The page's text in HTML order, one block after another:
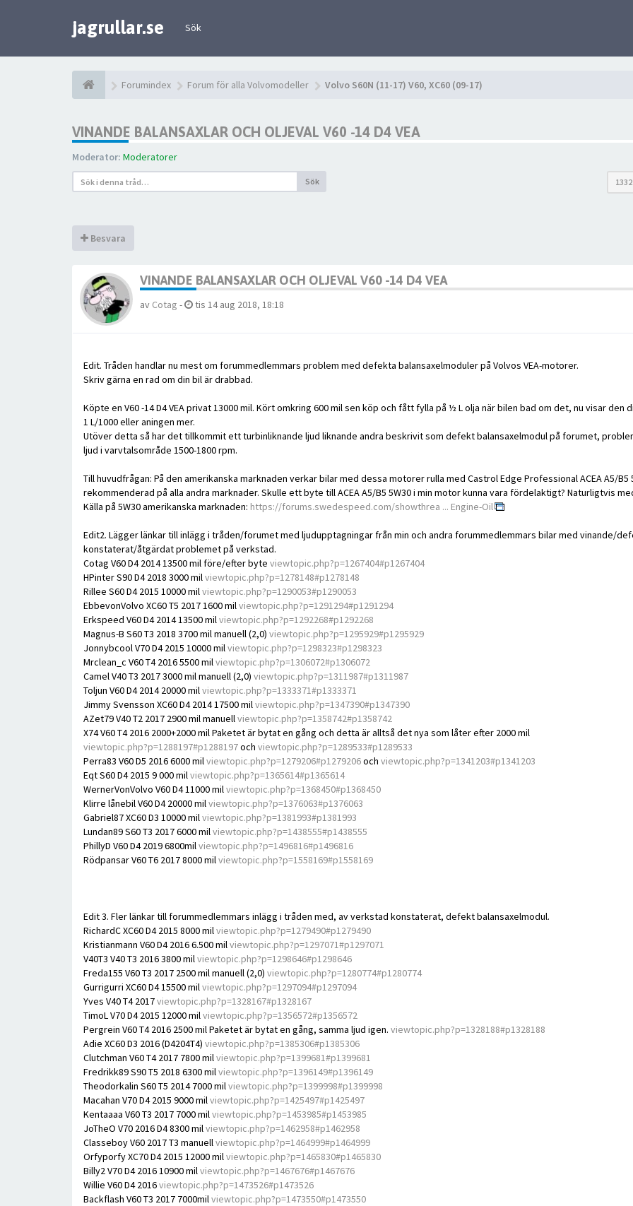
jagrullar.se Sök
Forumindex Forum för alla Volvomodeller Volvo S60N (11-17) V60, XC60 (09-17)
VINANDE BALANSAXLAR OCH OLJEVAL V60 -14 D4 VEA
Moderator: Moderatorer
Sök
Besvara
VINANDE BALANSAXLAR OCH OLJEVAL V60 -14 D4 VEA
av Cotag - tis 14 aug 2018, 18:18
Edit. Tråden handlar nu mest om forummedlemmars problem med defekta balansaxelmoduler på Volvos VEA-motorer.
Skriv gärna en rad om din bil är drabbad.
Köpte en V60 -14 D4 VEA privat 13000 mil. Kört omkring 600 mil sen köp och fått fylla på ½ L olja när bilen bad om det, nu visar
1 L/1000 eller aningen mer.
Utöver detta så har det tillkommit ett turbinliknande ljud liknande andra beskrivit som defekt balansaxelmodul på forumet,
ljud i varvtalsområde 1500-1800 rpm.
Till huvudfrågan: På den amerikanska marknaden verkar bilar med dessa motorer rulla med Castrol Edge Professional ACEA A5/B5
rekommenderad på alla andra marknader. Skulle ett byte till ACEA A5/B5 5W30 i min motor kunna vara fördelaktigt? Naturligtvis
Källa på 5W30 amerikanska marknaden: https://forums.swedespeed.com/showthrea ... Engine-Oil
Edit2. Lägger länkar till inlägg i tråden/forumet med ljudupptagningar från min och andra forummedlemmars bilar med vinande/
konstaterat/åtgärdat problemet på verkstad.
Cotag V60 D4 2014 13500 mil före/efter byte viewtopic.php?p=1267404#p1267404
HPinter S90 D4 2018 3000 milviewtopic.php?p=1278148#p1278148
Rillee S60 D4 2015 10000 milviewtopic.php?p=1290053#p1290053
EbbevonVolvo XC60 T5 2017 1600 milviewtopic.php?p=1291294#p1291294
Erkspeed V60 D4 2014 13500 milviewtopic.php?p=1292268#p1292268
Magnus-B S60 T3 2018 3700 mil manuell (2,0) viewtopic.php?p=1295929#p1295929
Jonnybcool V70 D4 2015 10000 milviewtopic.php?p=1298323#p1298323
Mrclean_c V60 T4 2016 5500 milviewtopic.php?p=1306072#p1306072
Camel V40 T3 2017 3000 mil manuell (2,0) viewtopic.php?p=1311987#p1311987
Toljun V60 D4 2014 20000 milviewtopic.php?p=1333371#p1333371
Jimmy Svensson XC60 D4 2014 17500 milviewtopic.php?p=1347390#p1347390
AZet79 V40 T2 2017 2900 mil manuellviewtopic.php?p=1358742#p1358742
X74 V60 T4 2016 2000+2000 mil Paketet är bytat en gång och detta är alltså det nya som låter efter 2000 mil
viewtopic.php?p=1288197#p1288197och viewtopic.php?p=1289533#p1289533
Perra83 V60 D5 2016 6000 milviewtopic.php?p=1279206#p1279206och viewtopic.php?p=1341203#p1341203
Eqt S60 D4 2015 9 000 milviewtopic.php?p=1365614#p1365614
WernerVonVolvo V60 D4 11000 milviewtopic.php?p=1368450#p1368450
Klirre lånebil V60 D4 20000 milviewtopic.php?p=1376063#p1376063
Gabriel87 XC60 D3 10000 milviewtopic.php?p=1381993#p1381993
Lundan89 S60 T3 2017 6000 milviewtopic.php?p=1438555#p1438555
PhillyD V60 D4 2019 6800milviewtopic.php?p=1496816#p1496816
Rödpansar V60 T6 2017 8000 milviewtopic.php?p=1558169#p1558169
Edit 3. Fler länkar till forummedlemmars inlägg i tråden med, av verkstad konstaterat, defekt balansaxelmodul.
RichardC XC60 D4 2015 8000 milviewtopic.php?p=1279490#p1279490
Kristianmann V60 D4 2016 6.500 milviewtopic.php?p=1297071#p1297071
V40T3 V40 T3 2016 3800 milviewtopic.php?p=1298646#p1298646
Freda155 V60 T3 2017 2500 mil manuell (2,0) viewtopic.php?p=1280774#p1280774
Gurrigurri XC60 D4 15500 milviewtopic.php?p=1297094#p1297094
Yves V40 T4 2017viewtopic.php?p=1328167#p1328167
TimoL V70 D4 2015 12000 milviewtopic.php?p=1356572#p1356572
Pergrein V60 T4 2016 2500 mil Paketet är bytat en gång, samma ljud igen. viewtopic.php?p=1328188#p1328188
Adie XC60 D3 2016 (D4204T4) viewtopic.php?p=1385306#p1385306
Clutchman V60 T4 2017 7800 milviewtopic.php?p=1399681#p1399681
Fredrikk89 S90 T5 2018 6300 milviewtopic.php?p=1396149#p1396149
Theodorkalin S60 T5 2014 7000 milviewtopic.php?p=1399998#p1399998
Macahan V70 D4 2015 9000 milviewtopic.php?p=1425497#p1425497
Kentaaaa V60 T3 2017 7000 milviewtopic.php?p=1453985#p1453985
JoTheO V70 2016 D4 8300 milviewtopic.php?p=1462958#p1462958
Classeboy V60 2017 T3 manuellviewtopic.php?p=1464999#p1464999
Orfyporfy XC70 D4 2015 12000 milviewtopic.php?p=1465830#p1465830
Billy2 V70 D4 2016 10900 milviewtopic.php?p=1467676#p1467676
Willie V60 D4 2016viewtopic.php?p=1473526#p1473526
Backflash V60 T3 2017 7000milviewtopic.php?p=1473550#p1473550